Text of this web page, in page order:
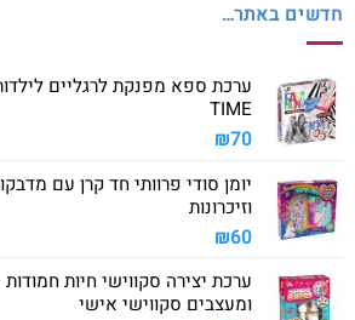
חדשים באתר…
TIME
₪70
יומן סודי פרוותי חד קרן עם
וזיכרונות
₪60
ערכת יצירה סקווישי חיות
ומעצבים סקווישי אישי